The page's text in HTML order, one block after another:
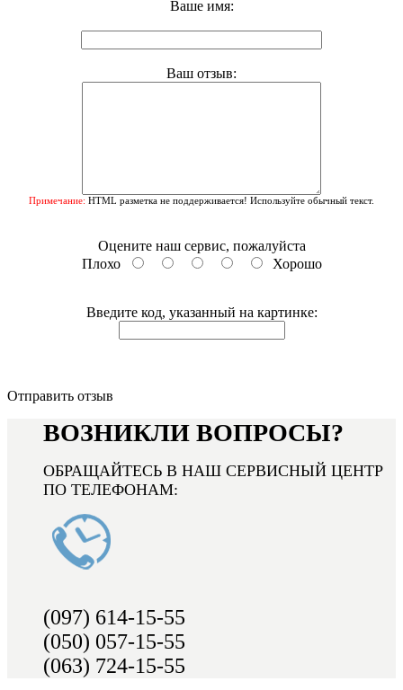
Ваше имя:
Ваш отзыв:
Примечание: HTML разметка не поддерживается! Используйте обычный текст.
Оцените наш сервис, пожалуйста
Плохо
Хорошо
Введите код, указанный на картинке:
Отправить отзыв
ВОЗНИКЛИ ВОПРОСЫ?
ОБРАЩАЙТЕСЬ В НАШ СЕРВИСНЫЙ ЦЕНТР
ПО ТЕЛЕФОНАМ:
(097) 614-15-55
(050) 057-15-55
(063) 724-15-55